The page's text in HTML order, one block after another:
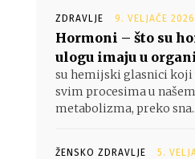
ZDRAVLJE 9. VELJAČE
Hormoni – što su
ulogu imaju u
su hemijski glasnici
svim procesima u
metabolizma, preko
ŽENSKO ZDRAVLJE 5.